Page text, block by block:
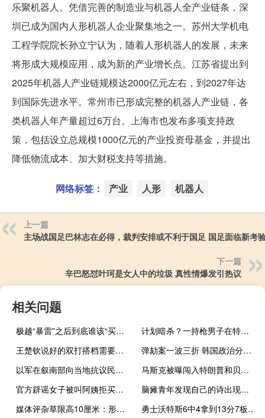
乐聚机器人。凭借完善的制造业与机器人全产业链条，深
圳已成为国内人形机器人企业聚集地之一。苏州大学机电
工程学院院长孙立宁认为，随着人形机器人的发展，未来
将形成大规模应用，成为新的产业增长点。江苏省提出到
2025年机器人产业链规模达2000亿元左右，到2027年达
到国际先进水平。常州市已形成完整的机器人产业链，各
类机器人年产量超过6万台。上海市也发布多项支持政
策，包括设立总规模1000亿元的产业投资母基金，并提出
降低物流成本、加大财税支持等措施。
网络标签： 产业 人形 机器人
上一篇
主场战国足巴林志在必得，裁判安排或不利于国足 国足面临新考
下一篇
辛巴怒怼叶珂是女人中的垃圾 真性情爆发引热议
相关问题
极越“暴雷”之后到底谁该“买单” 投资人责任有限引发讨论
计划暗杀？一持枪男子在特朗普竞选集会地附近被捕
王楚钦说好的双打搭档需要多磨合 期待默契升级
弹劾案一波三折 韩国政治分裂加剧 政局动荡引担忧
以军在叙南部向当地抗议民众开枪 冲突致民众受伤
马斯克被曝闯入特朗普和贝索斯晚宴
官方辟谣女子被叫阿姨拒买单：已对造谣人员进行约谈，网络不是法外之地
脑瘫青年发现自己的诗出现在大银幕 电影《小小的我》已定档12月31日全国上映
媒体评杂草限高10厘米：形式主义 畸形政绩观作祟
勇士沃特斯6中4拿到13分7板 高效表现引领胜利